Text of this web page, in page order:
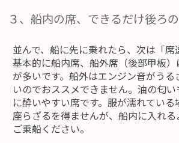
３、船内の席、できるだけ後ろ
並んで、船に先に乗れたら、次は「席
基本的に船内席、船外席（後部甲板
が多いです。船外はエンジン音がうる
いのでおススメできません。油の匂い
に酔いやすい席です。服が濡れている
座らざるを得ませんが、船内に入れる
ご乗船ください。